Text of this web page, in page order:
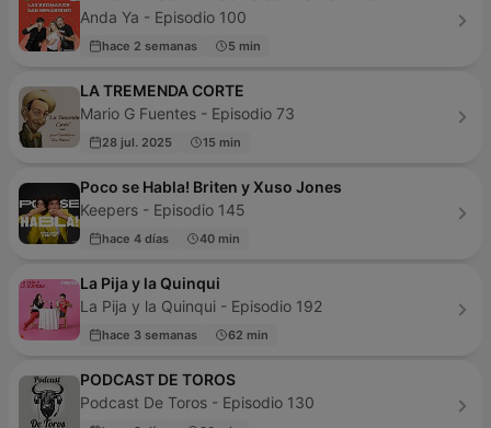
Anda Ya - Episodio 100
hace 2 semanas 5 min
LA TREMENDA CORTE
Mario G Fuentes - Episodio 73
28 jul. 2025 15 min
Poco se Habla! Briten y Xuso Jones
Keepers - Episodio 145
hace 4 días 40 min
La Pija y la Quinqui
La Pija y la Quinqui - Episodio 192
hace 3 semanas 62 min
PODCAST DE TOROS
Podcast De Toros - Episodio 130